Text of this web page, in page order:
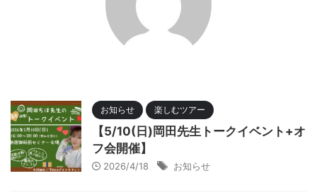
お知らせ 楽しむツアー
【5/10(日)岡田先生トークイベント+オ
フ会開催】
2026/4/18 お知らせ